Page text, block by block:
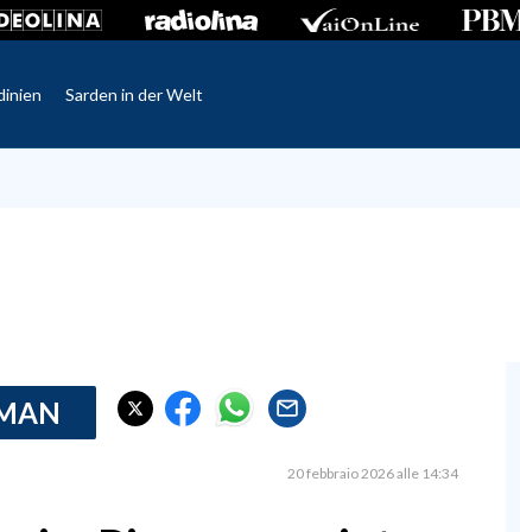
Sarden in der Welt
20 febbraio 2026 alle 14:34